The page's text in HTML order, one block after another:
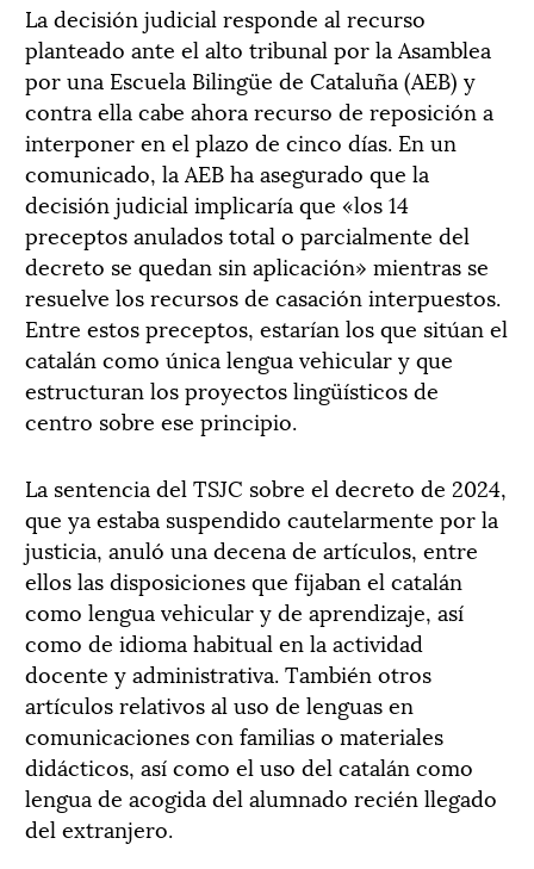
La decisión judicial responde al recurso
planteado ante el alto tribunal por la Asamblea
por una Escuela Bilingüe de Cataluña (AEB) y
contra ella cabe ahora recurso de reposición a
interponer en el plazo de cinco días. En un
comunicado, la AEB ha asegurado que la
decisión judicial implicaría que «los 14
preceptos anulados total o parcialmente del
decreto se quedan sin aplicación» mientras se
resuelve los recursos de casación interpuestos.
Entre estos preceptos, estarían los que sitúan el
catalán como única lengua vehicular y que
estructuran los proyectos lingüísticos de
centro sobre ese principio.
La sentencia del TSJC sobre el decreto de 2024,
que ya estaba suspendido cautelarmente por la
justicia, anuló una decena de artículos, entre
ellos las disposiciones que fijaban el catalán
como lengua vehicular y de aprendizaje, así
como de idioma habitual en la actividad
docente y administrativa. También otros
artículos relativos al uso de lenguas en
comunicaciones con familias o materiales
didácticos, así como el uso del catalán como
lengua de acogida del alumnado recién llegado
del extranjero.